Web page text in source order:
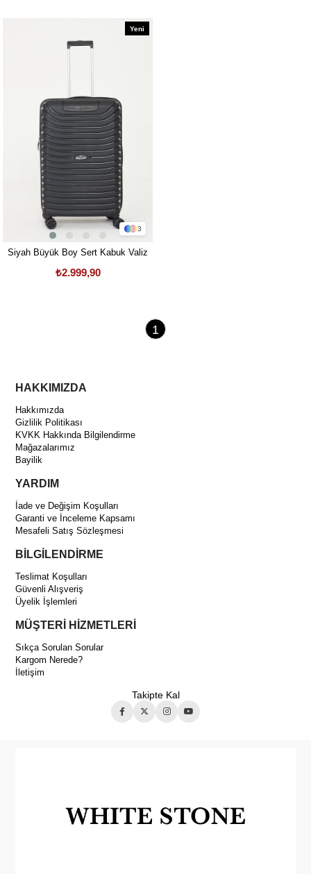
3
Yeni
Siyah Büyük Boy Sert Kabuk Valiz
₺2.999,90
1
HAKKIMIZDA
Hakkımızda
Gizlilik Politikası
KVKK Hakkında Bilgilendirme
Mağazalarımız
Bayilik
YARDIM
İade ve Değişim Koşulları
Garanti ve İnceleme Kapsamı
Mesafeli Satış Sözleşmesi
BİLGİLENDİRME
Teslimat Koşulları
Güvenli Alışveriş
Üyelik İşlemleri
MÜŞTERİ HİZMETLERİ
Sıkça Sorulan Sorular
Kargom Nerede?
İletişim
Takipte Kal